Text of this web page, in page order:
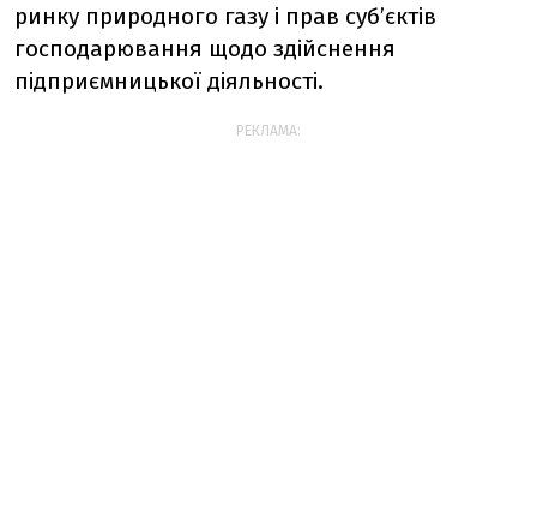
ринку природного газу і прав суб’єктів
господарювання щодо здійснення
підприємницької діяльності.
РЕКЛАМА: